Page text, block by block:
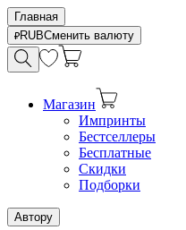
Главная
RUBСменить валюту
Магазин
Импринты
Бестселлеры
Бесплатные
Скидки
Подборки
Автору